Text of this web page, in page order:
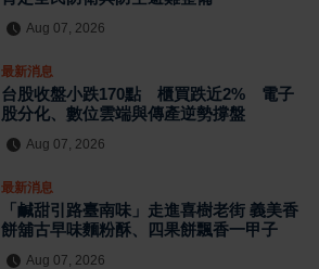
Aug 07, 2026
最新消息
台股收盤小跌170點 櫃買跌近2% 電子
股分化、數位雲端與傳產逆勢撐盤
Aug 07, 2026
最新消息
「鹹甜引路臺南味」走進喜樹老街 義美香
餅舖古早味麵粉酥、四果餅飄香一甲子
Aug 07, 2026